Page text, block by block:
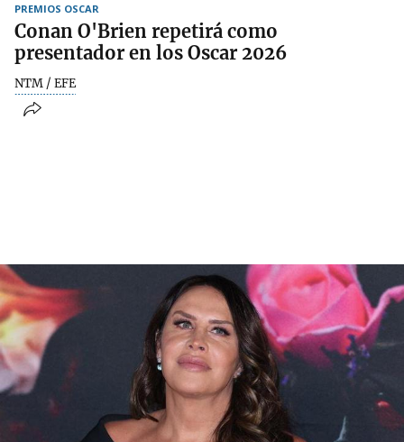
PREMIOS OSCAR
Conan O'Brien repetirá como
presentador en los Oscar 2026
NTM / EFE